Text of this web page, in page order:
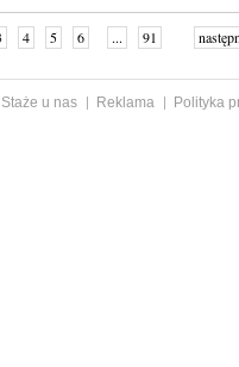
4 5 6 ... 91
Staże u nas Reklama
Polityka